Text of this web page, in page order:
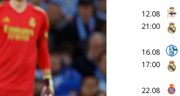
12.08
21:00
16.08
17:00
22.08